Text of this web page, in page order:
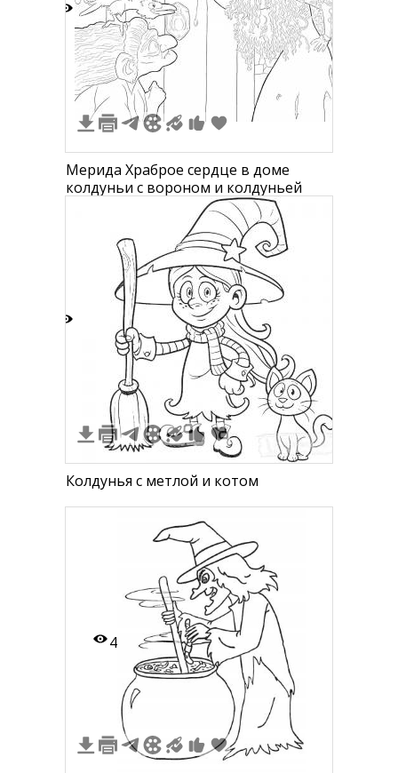
Мерида Храброе сердце в доме
колдуньи с вороном и колдуньей
Колдунья с метлой и котом
4